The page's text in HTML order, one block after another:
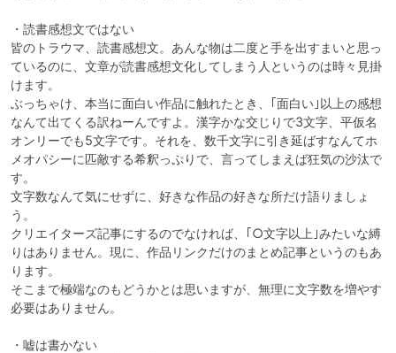
・読書感想文ではない
皆のトラウマ、読書感想文。あんな物は二度と手を出すまいと思っ
ているのに、文章が読書感想文化してしまう人というのは時々見掛
けます。
ぶっちゃけ、本当に面白い作品に触れたとき、｢面白い｣以上の感想
なんて出てくる訳ねーんですよ。漢字かな交じりで3文字、平仮名
オンリーでも5文字です。それを、数千文字に引き延ばすなんてホ
メオパシーに匹敵する希釈っぷりで、言ってしまえば狂気の沙汰で
す。
文字数なんて気にせずに、好きな作品の好きな所だけ語りましょ
う。
クリエイターズ記事にするのでなければ、｢○文字以上｣みたいな縛
りはありません。現に、作品リンクだけのまとめ記事というのもあ
ります。
そこまで極端なのもどうかとは思いますが、無理に文字数を増やす
必要はありません。
・嘘は書かない